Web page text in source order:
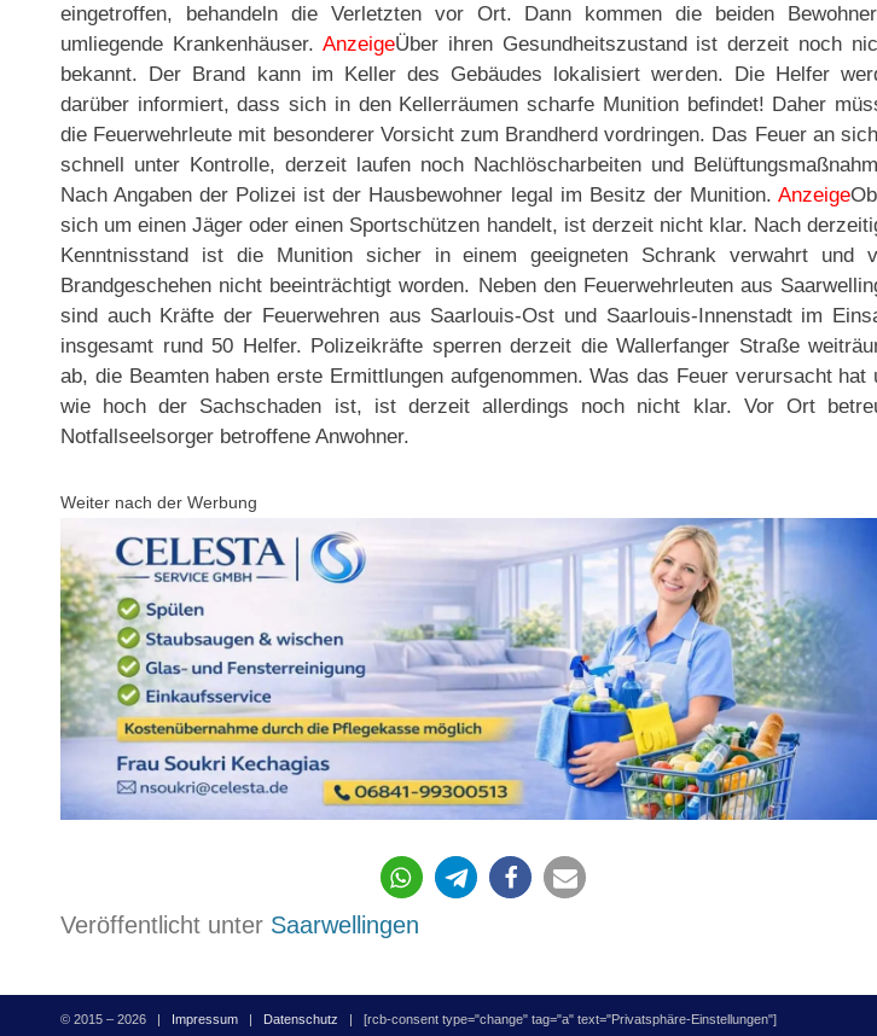
eingetroffen, behandeln die Verletzten vor Ort. Dann kommen die beiden
umliegende Krankenhäuser. AnzeigeÜber ihren Gesundheitszustand ist derzeit noch
bekannt. Der Brand kann im Keller des Gebäudes lokalisiert werden. Die Helfer
darüber informiert, dass sich in den Kellerräumen scharfe Munition befindet! Daher
die Feuerwehrleute mit besonderer Vorsicht zum Brandherd vordringen. Das Feuer an
schnell unter Kontrolle, derzeit laufen noch Nachlöscharbeiten und
Nach Angaben der Polizei ist der Hausbewohner legal im Besitz der Munition. Anzeige
sich um einen Jäger oder einen Sportschützen handelt, ist derzeit nicht klar. Nach
Kenntnisstand ist die Munition sicher in einem geeigneten Schrank verwahrt und
Brandgeschehen nicht beeinträchtigt worden. Neben den Feuerwehrleuten aus
sind auch Kräfte der Feuerwehren aus Saarlouis-Ost und Saarlouis-Innenstadt im
insgesamt rund 50 Helfer. Polizeikräfte sperren derzeit die Wallerfanger Straße
ab, die Beamten haben erste Ermittlungen aufgenommen. Was das Feuer verursacht hat
wie hoch der Sachschaden ist, ist derzeit allerdings noch nicht klar. Vor Ort
Notfallseelsorger betroffene Anwohner.
Weiter nach der Werbung
206
Veröffentlicht unter Saarwellingen
© 2015 – 2026 | Impressum | Datenschutz | [rcb-consent type="change" tag="a" text="Privatsphäre-Einstellungen"]